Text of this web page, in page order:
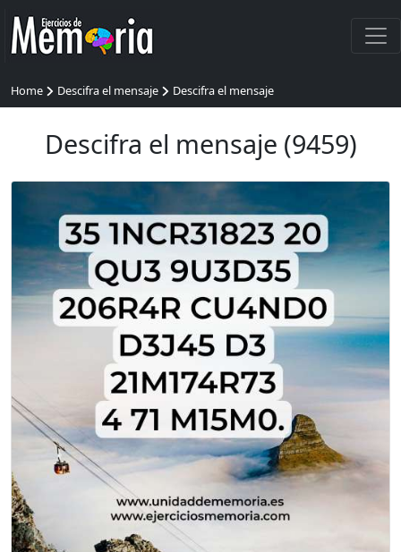
Home Descifra el mensaje Descifra el mensaje
Descifra el mensaje (9459)